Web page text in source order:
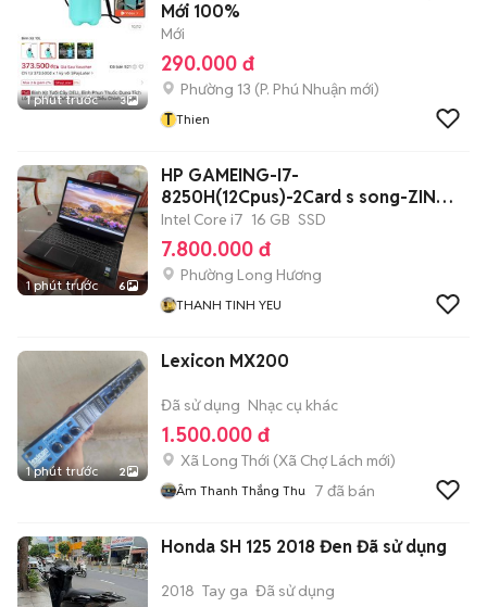
1 phút trước 3
Mới 100%
Mới
290.000 đ
Phường 13 (P. Phú Nhuận mới)
T Thien
1 phút trước 6
HP GAMEING-I7-
8250H(12Cpus)-2Card s song-ZIN
TEM
Intel Core i7 16 GB SSD
7.800.000 đ
Phường Long Hương
THANH TINH YEU
1 phút trước 2
Lexicon MX200
Đã sử dụng Nhạc cụ khác
1.500.000 đ
Xã Long Thới (Xã Chợ Lách mới)
Âm Thanh Thắng Thu 7 đã bán
Honda SH 125 2018 Đen Đã sử dụng
2018 Tay ga Đã sử dụng